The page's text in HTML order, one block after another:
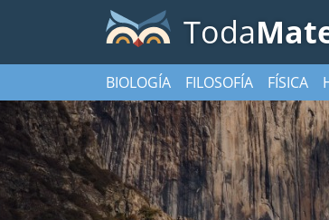
Toda
BIOLOGÍA FILOSOFÍA FÍSICA